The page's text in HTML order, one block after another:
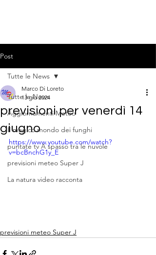
Post
Tutte le News
Aggiornamenti Meteo
Il magico mondo dei funghi
puntate tv A spasso tra le nuvole
previsioni meteo Super J
La natura video racconta
Tutte le News
previsioni per venerdì 14
giugno
Marco Di Loreto
13 giu 2024
https://www.youtube.com/watch?
v=bcBnchG1y_E
previsioni meteo Super J